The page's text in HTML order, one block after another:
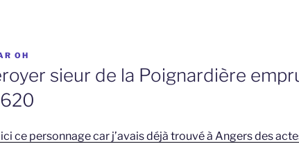
OH
sieur de la Poignardière
ce personnage car j’avais déjà trouvé à Angers des